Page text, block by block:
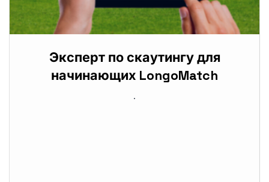
Эксперт по скаутингу для
начинающих LongoMatch
.